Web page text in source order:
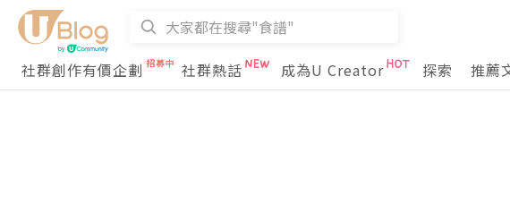
社群創作有價企劃 社群熱話 成為U Creator 探索 推薦